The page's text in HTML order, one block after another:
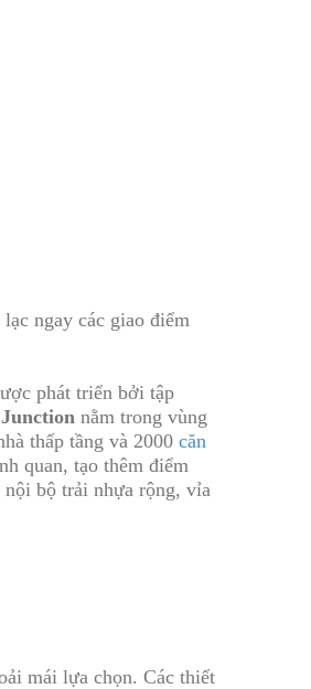
ngay các giao điểm
phát triển bởi tập
nằm trong vùng
thấp tầng và 2000 căn
quan, tạo thêm điểm
nội bộ trải nhựa rộng, vỉa
mái lựa chọn. Các thiết